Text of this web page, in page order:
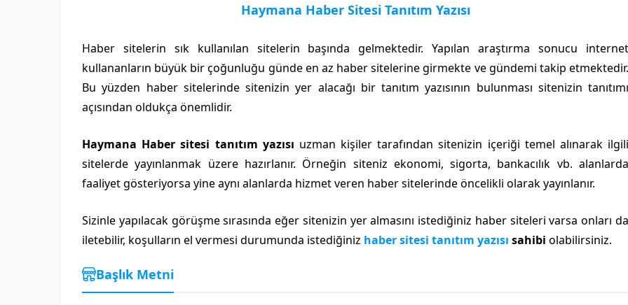
Haymana Haber Sitesi Tanıtım Yazısı
Haber sitelerin sık kullanılan sitelerin başında gelmektedir. Yapılan araştırma sonucu internet
kullananların büyük bir çoğunluğu günde en az haber sitelerine girmekte ve gündemi takip etmektedir.
Bu yüzden haber sitelerinde sitenizin yer alacağı bir tanıtım yazısının bulunması sitenizin tanıtımı
açısından oldukça önemlidir.
Haymana Haber sitesi tanıtım yazısı uzman kişiler tarafından sitenizin içeriği temel alınarak ilgili
sitelerde yayınlanmak üzere hazırlanır. Örneğin siteniz ekonomi, sigorta, bankacılık vb. alanlarda
faaliyet gösteriyorsa yine aynı alanlarda hizmet veren haber sitelerinde öncelikli olarak yayınlanır.
Sizinle yapılacak görüşme sırasında eğer sitenizin yer almasını istediğiniz haber siteleri varsa onları da
iletebilir, koşulların el vermesi durumunda istediğiniz haber sitesi tanıtım yazısı sahibi olabilirsiniz.
Başlık Metni